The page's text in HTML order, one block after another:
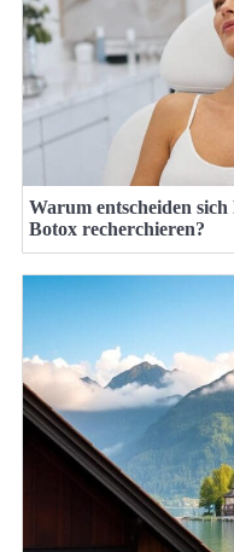
Warum entscheiden
Botox recherchieren?